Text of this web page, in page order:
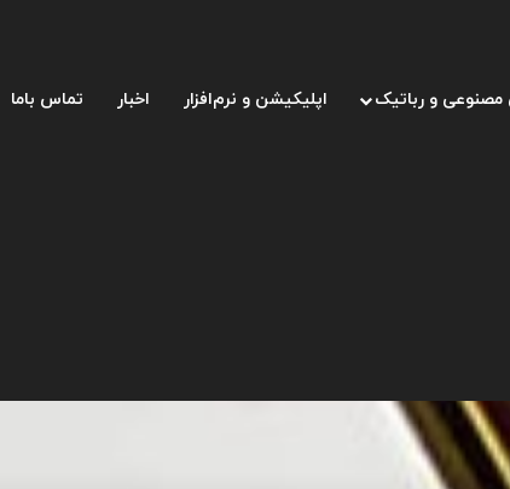
و رباتیک اپلیکیشن و نرم‌افزار اخبار تماس باما